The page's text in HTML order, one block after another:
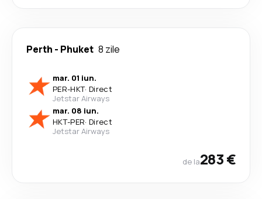
Perth - Phuket 8 zile
mar. 01 iun.
PER-HKT· Direct
Jetstar Airways
mar. 08 iun.
HKT-PER· Direct
Jetstar Airways
de la283 €